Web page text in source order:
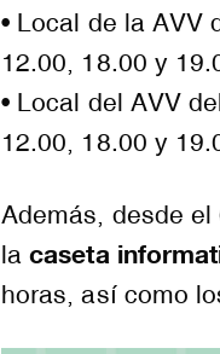
• Local de la AVV
12.00, 18.00 y
• Local del AVV
12.00, 18.00 y
Además, desde
lacaseta
horas, así como